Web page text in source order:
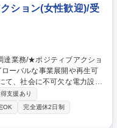
にフォローします！（語学
の出張の可能性はございま
ション(女性歓迎)/受
て、社会に不可欠な電力設備
価低減と安定的な製品供給を
は機械加工などのエンジニ
支援あり
OK
完全週休2日制